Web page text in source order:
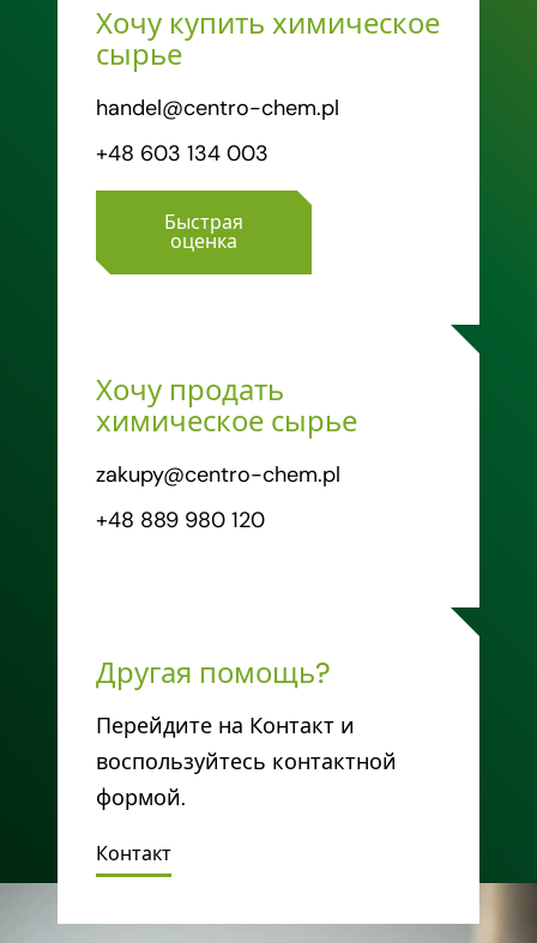
Хочу купить химическое
сырье
handel@centro-chem.pl
+48 603 134 003
Быстрая
оценка
Хочу продать
химическое сырье
zakupy@centro-chem.pl
+48 889 980 120
Другая помощь?
Перейдите на Контакт и
воспользуйтесь контактной
формой.
Контакт